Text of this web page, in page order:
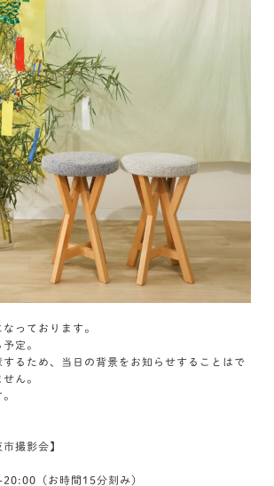
っております。
定。
するため、当日の背景をお知らせすることはで
ん。
撮影会】
（お時間15分刻み）